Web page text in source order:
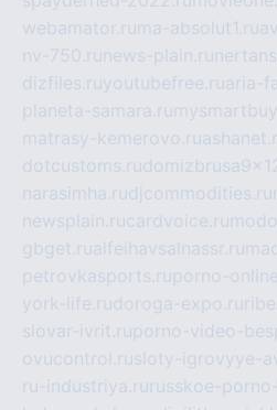
webamator.ru ma-absolut1.ru
nv-750.ru news-plain.ru
dizfiles.ruyoutubefree.ruaria-
planeta-samara.ru
matrasy-kemerovo.ru
dotcustoms.ru
narasimha.rudjcommodities.ru
newsplain.rucardvoice.ru
gbget.rualfeihavsalnassr.ru
petrovkasports.ruporno-
york-life.rudoroga-expo.ru
slovar-ivrit.ruporno-video-
ovucontrol.rusloty-igrovyye-
ru-industriya.ru russkoe-